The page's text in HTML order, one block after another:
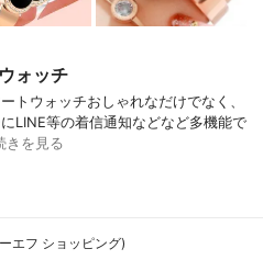
ォッチ
トウォッチおしゃれなだけでなく、
LINE等の着信通知などなど多機能で
きを見る
エフ ショッピング)